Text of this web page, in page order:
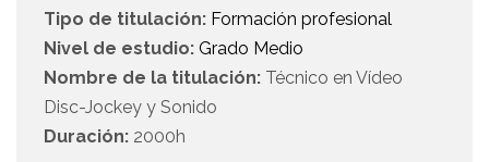
Tipo de titulación: Formación profesional
Nivel de estudio: Grado Medio
Nombre de la titulación: Técnico en Vídeo
Disc-Jockey y Sonido
Duración: 2000h